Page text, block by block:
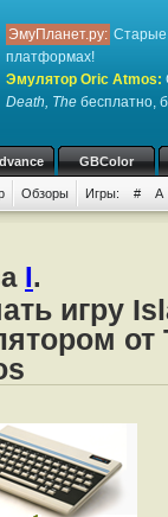
ЭмуПланет.ру: Старые
платформах!
Эмулятор Oric Atmos:
Death, The бесплатно,
GBColor
Обзоры Игры: # A
I.
игру
от